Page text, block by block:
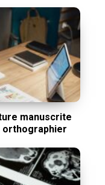
manuscrite
orthographier